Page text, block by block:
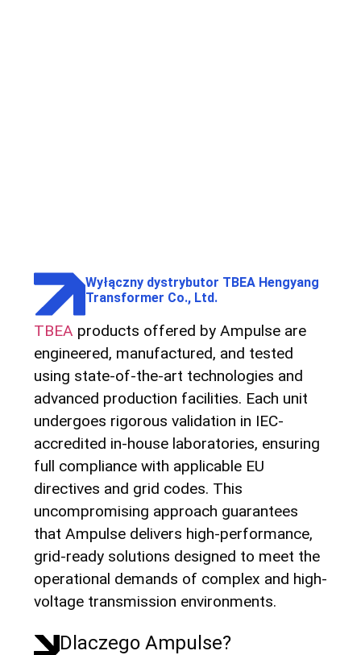
Wyłączny dystrybutor TBEA Hengyang
Transformer Co., Ltd.
TBEA products offered by Ampulse are
engineered, manufactured, and tested
using state-of-the-art technologies and
advanced production facilities. Each unit
undergoes rigorous validation in IEC-
accredited in-house laboratories, ensuring
full compliance with applicable EU
directives and grid codes. This
uncompromising approach guarantees
that Ampulse delivers high-performance,
grid-ready solutions designed to meet the
operational demands of complex and high-
voltage transmission environments.
Dlaczego Ampulse?